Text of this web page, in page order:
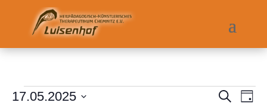
Veranstaltungen
Suche
Tag
17.05.2025